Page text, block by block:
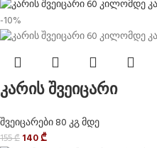
-10%
კარის შვეიცარი
შვეიცარები 80 კგ მდე
155₾ 140₾